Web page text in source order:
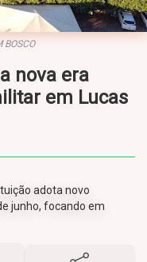
BOSCO
nova era
em Lucas
adota novo
junho, focando em